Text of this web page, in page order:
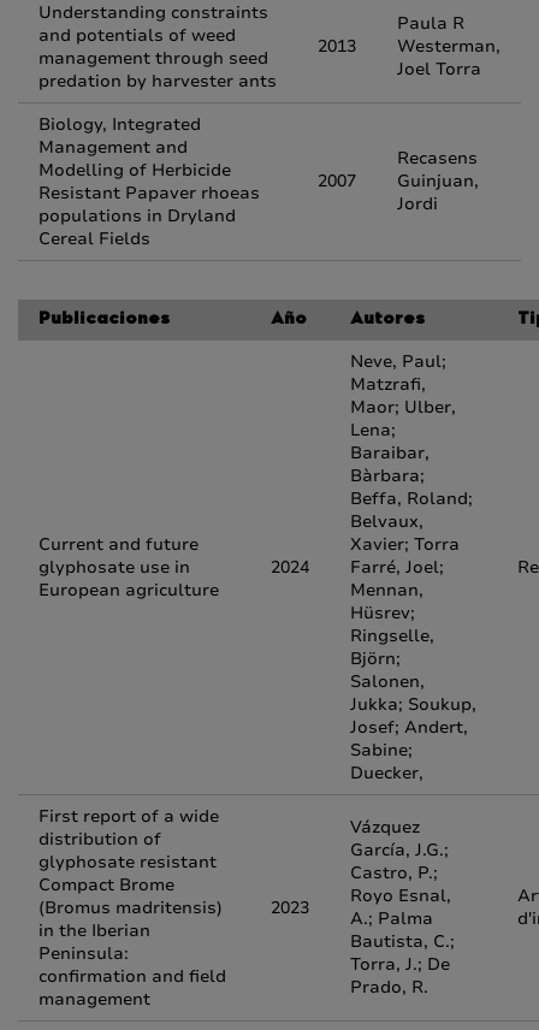
Understanding constraints
and potentials of weed
management through seed
predation by harvester ants
2013
Paula R
Westerman,
Joel Torra
Biology, Integrated
Management and
Modelling of Herbicide
Resistant Papaver rhoeas
populations in Dryland
Cereal Fields
2007
Recasens
Guinjuan,
Jordi
Publicaciones Año Autores
Current and future
glyphosate use in
European agriculture
2024
Neve, Paul;
Matzrafi,
Maor; Ulber,
Lena;
Baraibar,
Bàrbara;
Beffa, Roland;
Belvaux,
Xavier; Torra
Farré, Joel;
Mennan,
Hüsrev;
Ringselle,
Björn;
Salonen,
Jukka; Soukup,
Josef; Andert,
Sabine;
Duecker,
First report of a wide
distribution of
glyphosate resistant
Compact Brome
(Bromus madritensis)
in the Iberian
Peninsula:
confirmation and field
management
2023
Vázquez
García, J.G.;
Castro, P.;
Royo Esnal,
A.; Palma
Bautista, C.;
Torra, J.; De
Prado, R.